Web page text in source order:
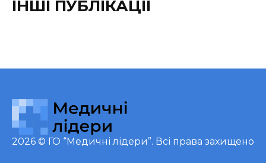
ІНШІ ПУБЛІКАЦІЇ
2026 © ГО “Медичні лідери”. Всі права захищено